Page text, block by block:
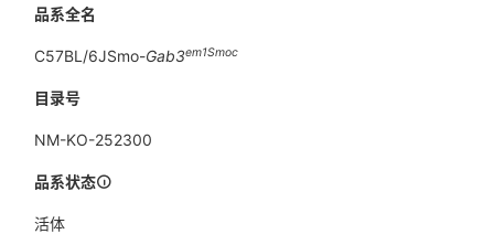
品系全名
C57BL/6JSmo-Gab3em1Smoc
目录号
NM-KO-252300
品系状态
活体